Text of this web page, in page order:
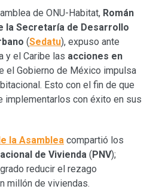
de ONU-Habitat, Román
la Secretaría de Desarrollo
(Sedatu), expuso ante
y el Caribe las acciones en
el Gobierno de México impulsa
Esto con el fin de que
implementarlos con éxito en sus
la Asamblea compartió los
de Vivienda (PNV);
reducir el rezago
millón de viviendas.